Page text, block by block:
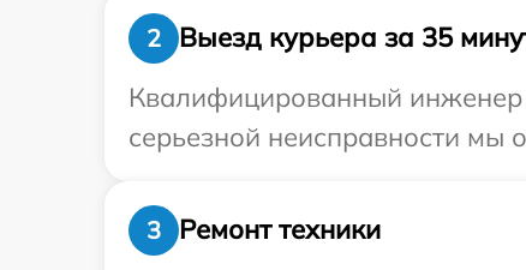
2
Выезд курьера за 35
Квалифицированный инженер
серьезной неисправности мы
3
Ремонт техники